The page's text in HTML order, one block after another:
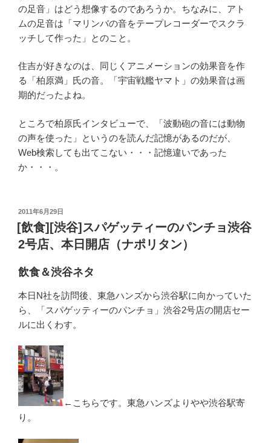
の足音」はどう想像するのであろうか。ちなみに、アト
ムの足音は「マリンバの音をテープレコーダーでスクラ
ッチして作った」とのこと。
住吉が好きなのは、同じくアニメーションの効果音を作
る「柏原満」氏の音。「宇宙戦艦ヤマト」の効果音は画
期的だったよね。
ところで柏原氏インタビューで、「波動砲の音には動物
の声を使った」というのを読んだ記憶があるのだが、
Web検索しても出てこない・・・記憶違いであった
か・・・。
投
稿
日:
2011年6月29日
[飲食][渋谷]スパゲッティーのパンチョ渋谷
2号店、本日開店（ナポリタン）
飲食＆渋谷ネタ
本日N社を訪問後、東急ハンズから渋谷駅に向かっていた
ら、「スパゲッティーのパンチョ」渋谷2号店の開店セー
ルに出くわす。
←こちらです。東急ハンズよりやや渋谷駅寄
り。